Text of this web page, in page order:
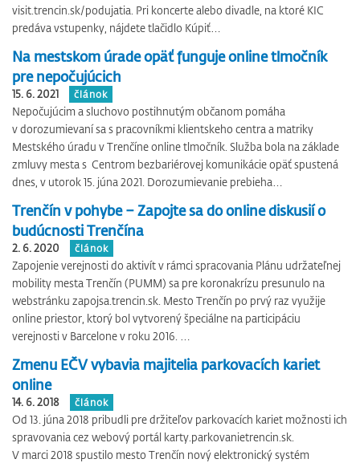
visit.trencin.sk/podujatia. Pri koncerte alebo divadle, na ktoré KIC
predáva vstupenky, nájdete tlačidlo Kúpiť…
Na mestskom úrade opäť funguje online tlmočník
pre nepočujúcich
15. 6. 2021 článok
Nepočujúcim a sluchovo postihnutým občanom pomáha
v dorozumievaní sa s pracovníkmi klientskeho centra a matriky
Mestského úradu v Trenčíne online tlmočník. Služba bola na základe
zmluvy mesta s Centrom bezbariérovej komunikácie opäť spustená
dnes, v utorok 15. júna 2021. Dorozumievanie prebieha…
Trenčín v pohybe – Zapojte sa do online diskusií o
budúcnosti Trenčína
2. 6. 2020 článok
Zapojenie verejnosti do aktivít v rámci spracovania Plánu udržateľnej
mobility mesta Trenčín (PUMM) sa pre koronakrízu presunulo na
webstránku zapojsa.trencin.sk. Mesto Trenčín po prvý raz využije
online priestor, ktorý bol vytvorený špeciálne na participáciu
verejnosti v Barcelone v roku 2016. …
Zmenu EČV vybavia majitelia parkovacích kariet
online
14. 6. 2018 článok
Od 13. júna 2018 pribudli pre držiteľov parkovacích kariet možnosti ich
spravovania cez webový portál karty.parkovanietrencin.sk.
V marci 2018 spustilo mesto Trenčín nový elektronický systém